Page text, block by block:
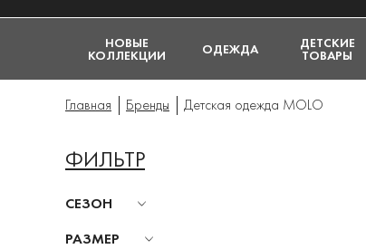
НОВЫЕ
КОЛЛЕКЦИИ ОДЕЖДА ДЕТСКИЕ
ТОВАРЫ
Главная Бренды Детская одежда MOLO
ФИЛЬТР
СЕЗОН
РАЗМЕР